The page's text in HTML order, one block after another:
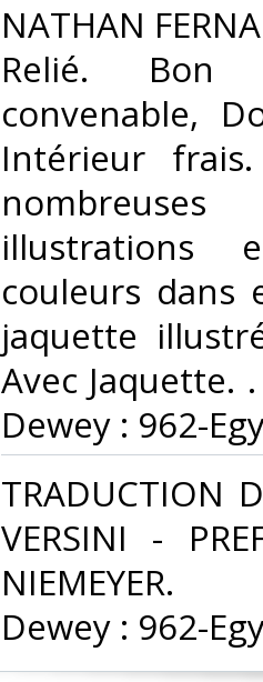
‎NATHAN
Relié. Bon
convenable,
Intérieur
illustrations
couleurs dans
jaquette
Avec Jaquette.
Dewey : 962-
‎TRADUCTION
VERSINI -
NIEMEYER.
Dewey : 962-